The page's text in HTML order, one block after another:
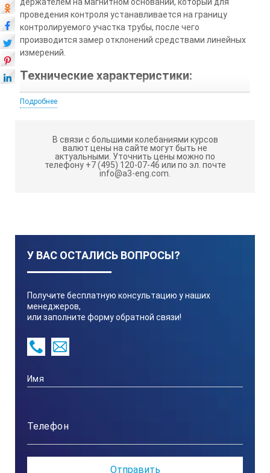
проведения контроля устанавливается на границу
контролируемого участка трубы, после чего
производится замер отклонений средствами линейных
измерений.
Технические характеристики:
№
Наименование характеристики
Примечание
Длина, мм
Подробнее
В связи с большими колебаниями курсов
валют цены на сайте могут быть не
актуальными. Уточнить цены можно по
телефону +7 (495) 120-07-46 или по эл. почте
info@a3-eng.com.
У ВАС ОСТАЛИСЬ ВОПРОСЫ?
Получите бесплатную консультацию у наших
менеджеров,
или заполните форму обратной связи!